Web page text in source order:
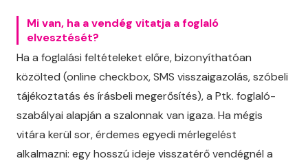
Mi van, ha a vendég vitatja a foglaló
elvesztését?
Ha a foglalási feltételeket előre, bizonyíthatóan
közölted (online checkbox, SMS visszaigazolás, szóbeli
tájékoztatás és írásbeli megerősítés), a Ptk. foglaló-
szabályai alapján a szalonnak van igaza. Ha mégis
vitára kerül sor, érdemes egyedi mérlegelést
alkalmazni: egy hosszú ideje visszatérő vendégnél a